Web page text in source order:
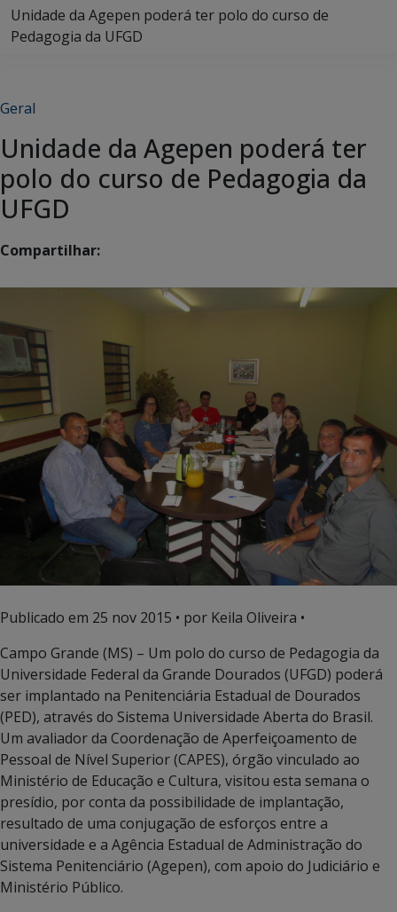
Unidade da Agepen poderá ter polo do curso de
Pedagogia da UFGD
Geral
Unidade da Agepen poderá ter
polo do curso de Pedagogia da
UFGD
Compartilhar:
Publicado em 25 nov 2015 • por Keila Oliveira •
Campo Grande (MS) – Um polo do curso de Pedagogia da
Universidade Federal da Grande Dourados (UFGD) poderá
ser implantado na Penitenciária Estadual de Dourados
(PED), através do Sistema Universidade Aberta do Brasil.
Um avaliador da Coordenação de Aperfeiçoamento de
Pessoal de Nível Superior (CAPES), órgão vinculado ao
Ministério de Educação e Cultura, visitou esta semana o
presídio, por conta da possibilidade de implantação,
resultado de uma conjugação de esforços entre a
universidade e a Agência Estadual de Administração do
Sistema Penitenciário (Agepen), com apoio do Judiciário e
Ministério Público.